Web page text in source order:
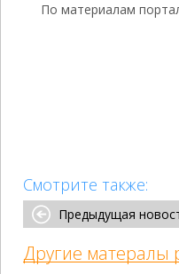
По материалам
Смотрите также:
Предыдущая
Другие матералы